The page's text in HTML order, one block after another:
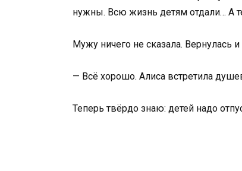
нужны. Всю жизнь детям отдали… А
Мужу ничего не сказала. Вернулась
— Всё хорошо. Алиса встретила
Теперь твёрдо знаю: детей надо